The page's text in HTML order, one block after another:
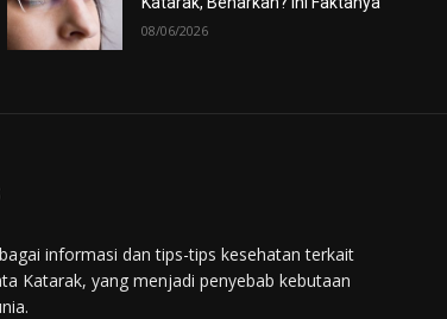
08/06/2026
informasi dan tips-tips kesehatan terkait
Katarak, yang menjadi penyebab kebutaan